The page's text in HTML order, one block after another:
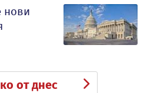
нови
от днес